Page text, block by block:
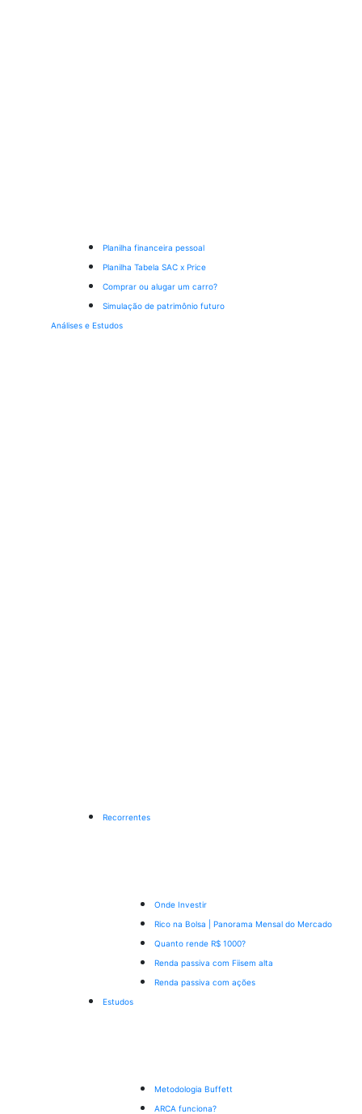
Planilha financeira pessoal
Planilha Tabela SAC x Price
Comprar ou alugar um carro?
Simulação de patrimônio futuro
Análises e Estudos
Recorrentes
Onde Investir
Rico na Bolsa | Panorama Mensal do Mercado
Quanto rende R$ 1000?
Renda passiva com Fiisem alta
Renda passiva com ações
Estudos
Metodologia Buffett
ARCA funciona?